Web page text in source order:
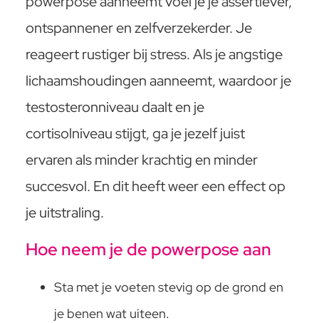
ontspannener en zelfverzekerder. Je
reageert rustiger bij stress. Als je angstige
lichaamshoudingen aanneemt, waardoor je
testosteronniveau daalt en je
cortisolniveau stijgt, ga je jezelf juist
ervaren als minder krachtig en minder
succesvol. En dit heeft weer een effect op
je uitstraling.
Hoe neem je de powerpose aan
Sta met je voeten stevig op de grond en
je benen wat uiteen.